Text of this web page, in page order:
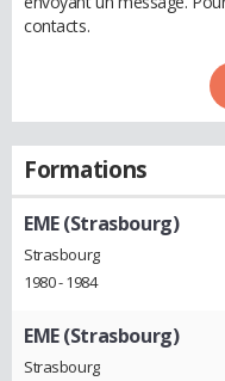
contacts.
Formations
EME (Strasbourg)
Strasbourg
1980 - 1984
EME (Strasbourg)
Strasbourg